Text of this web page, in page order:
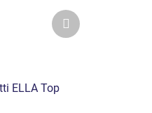
ELLA Top
Ďalší
produkt